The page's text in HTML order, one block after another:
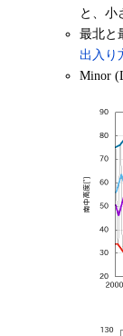
と、小
最北と
出入り
Minor